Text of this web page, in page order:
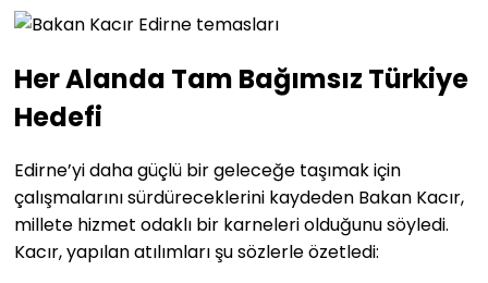
Her Alanda Tam Bağımsız Türkiye
Hedefi
Edirne’yi daha güçlü bir geleceğe taşımak için
çalışmalarını sürdüreceklerini kaydeden Bakan Kacır,
millete hizmet odaklı bir karneleri olduğunu söyledi.
Kacır, yapılan atılımları şu sözlerle özetledi: